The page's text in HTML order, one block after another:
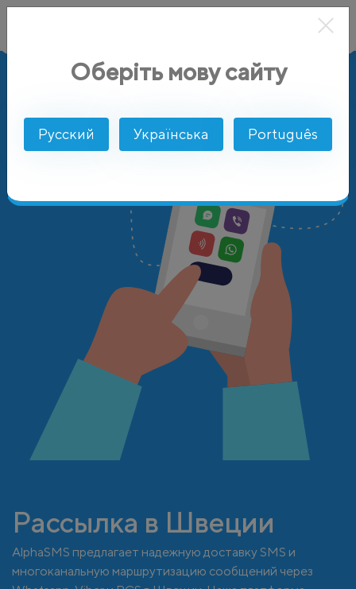
Рассылка в Швеции
AlphaSMS предлагает надежную доставку SMS и
многоканальную маршрутизацию сообщений через
Оберіть мову сайту
Русский Українська Português